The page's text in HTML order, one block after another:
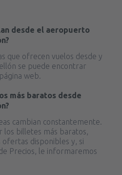
desde el aeropuerto
que ofrecen vuelos desde y
se puede encontrar
web.
más baratos desde
cambian constantemente.
los billetes más baratos,
disponibles y, si
Precios, le informaremos